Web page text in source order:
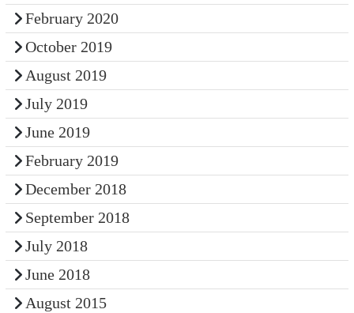
February 2020
October 2019
August 2019
July 2019
June 2019
February 2019
December 2018
September 2018
July 2018
June 2018
August 2015